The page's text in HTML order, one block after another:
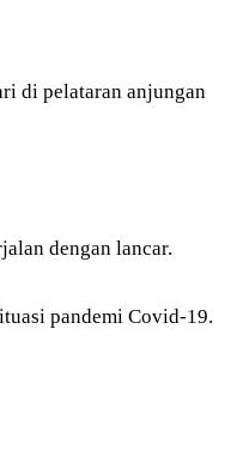
di pelataran anjungan
dengan lancar.
pandemi Covid-19.